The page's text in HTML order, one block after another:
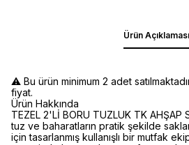
Ürün Açıklaması
⚠️ Bu ürün minimum 2 adet
fiyat.
Ürün Hakkında
TEZEL 2'Lİ BORU TUZLUK TK AHŞAP
tuz ve baharatların pratik şekilde
için tasarlanmış kullanışlı bir mutfak